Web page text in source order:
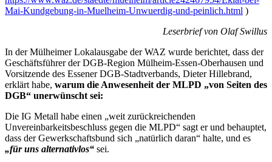
Mai-Kundgebung-in-Muelheim-Unwuerdig-und-peinlich.html )
Leserbrief von Olaf Swillus
In der Mülheimer Lokalausgabe der WAZ wurde berichtet, dass der
Geschäftsführer der DGB-Region Mülheim-Essen-Oberhausen und
Vorsitzende des Essener DGB-Stadtverbands, Dieter Hillebrand,
erklärt habe, warum die Anwesenheit der MLPD „von Seiten des
DGB“ unerwünscht sei:
Die IG Metall habe einen „weit zurückreichenden
Unvereinbarkeitsbeschluss gegen die MLPD“ sagt er und behauptet,
dass der Gewerkschaftsbund sich „natürlich daran“ halte, und es
„für uns alternativlos“ sei.